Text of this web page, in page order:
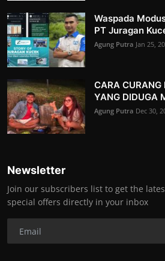
Waspada
PT Juragan
Agung Putra Jan 25,
CARA CURANG
YANG DIDUGA
Agung Putra Dec 30,
Newsletter
Join our subscribers list to get the
special offers directly in your inbox